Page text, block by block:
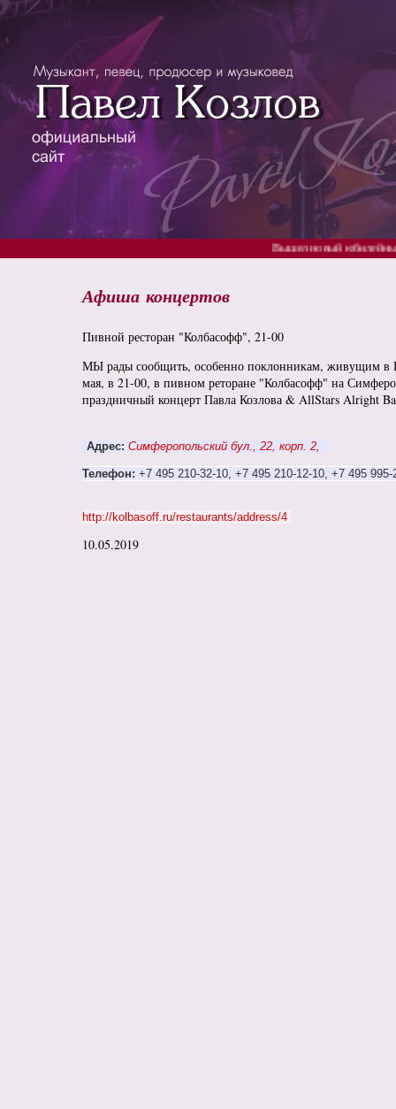
Вышел новый юбилейный
Афиша концертов
Пивной ресторан "Колбасофф", 21-00
МЫ рады сообщить, особенно поклонникам, живущим в
мая, в 21-00, в пивном реторане "Колбасофф" на
праздничный концерт Павла Козлова & AllStars Alright
Адрес: Симферопольский бул., 22, корп. 2,
Телефон: +7 495 210‑32-10, +7 495 210‑12-10, +7 495
http://kolbasoff.ru/restaurants/address/4
10.05.2019